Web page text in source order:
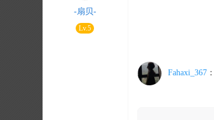
-扇贝-
Lv.5
Fahaxi_367：